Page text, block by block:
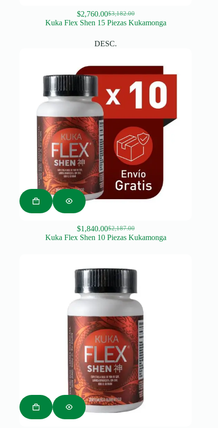
$3,182.00
Original
price
$3,182.00.
$2,760.00Current
price
$2,760.00.
Kuka Flex Shen 15 Piezas Kukamonga
DESC.
$2,187.00
Original
price
$1,840.00Current
price
Kuka Flex Shen 10 Piezas Kukamonga